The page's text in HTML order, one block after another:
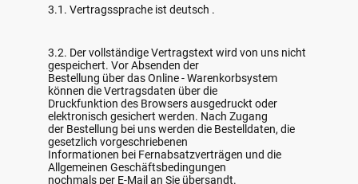
3.1. Vertragssprache ist deutsch .
3.2. Der vollständige Vertragstext wird von uns nicht
gespeichert. Vor Absenden der
Bestellung über das Online - Warenkorbsystem
können die Vertragsdaten über die
Druckfunktion des Browsers ausgedruckt oder
elektronisch gesichert werden. Nach Zugang
der Bestellung bei uns werden die Bestelldaten, die
gesetzlich vorgeschriebenen
Informationen bei Fernabsatzverträgen und die
Allgemeinen Geschäftsbedingungen
nochmals per E-Mail an Sie übersandt.